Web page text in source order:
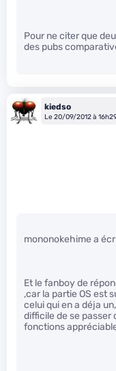
Pour ne citer que
des pubs
kiedso
Le 20/09/2012 à
mononokehime a
Et le fanboy de
,car la partie OS est
celui qui en a déja
difficile de se passer
fonctions